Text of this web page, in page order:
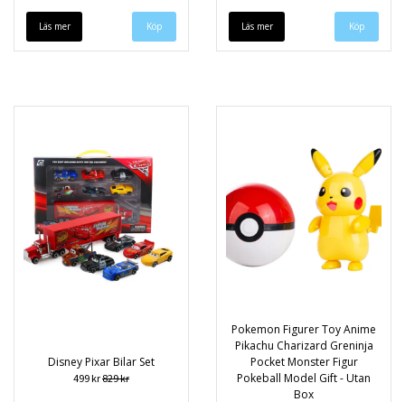
Läs mer Läs mer
Disney Pixar Bilar Set
499 kr829 kr
Pokemon Figurer Toy Anime
Pikachu Charizard Greninja
Pocket Monster Figur
Pokeball Model Gift - Utan
Box